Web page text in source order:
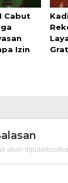
Cabut
Izin
akan